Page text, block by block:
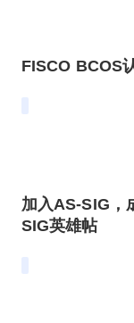
FISCO BCOS
加入AS-SIG，
SIG英雄帖